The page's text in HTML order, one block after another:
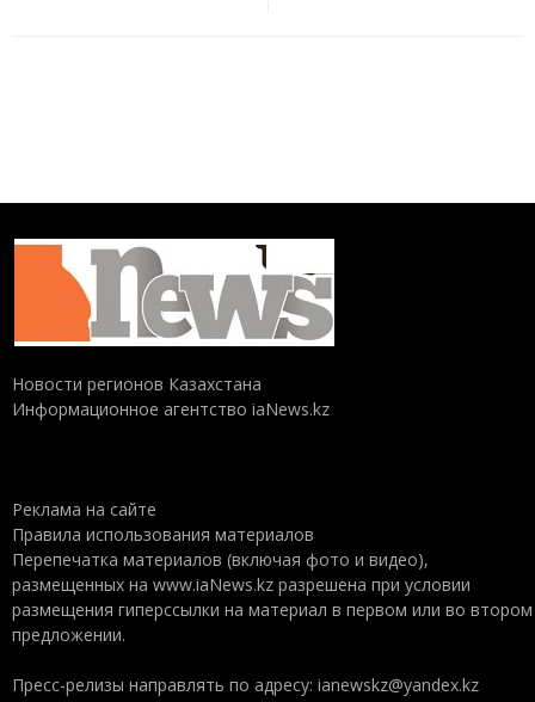
Новости регионов Казахстана
Информационное агентство iaNews.kz
Реклама на сайте
Правила использования материалов
Перепечатка материалов (включая фото и видео),
размещенных на www.iaNews.kz разрешена при условии
размещения гиперссылки на материал в первом или во втором
предложении.
Пресс-релизы направлять по адресу: ianewskz@yandex.kz